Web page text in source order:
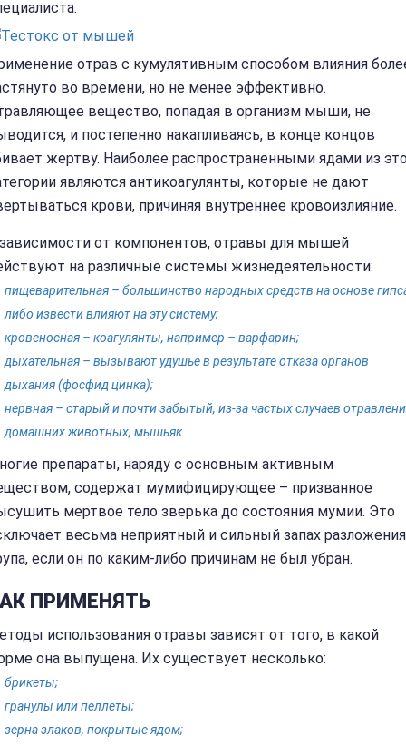
отрав с кумулятивным способом влияния
во времени, но не менее эффективно.
вещество, попадая в организм мыши, не
и постепенно накапливаясь, в конце концов
жертву. Наиболее распространенными ядами из
являются антикоагулянты, которые не дают
крови, причиняя внутреннее кровоизлияние.
от компонентов, отравы для мышей
на различные системы жизнедеятельности:
пищеварительная – большинство народных средств на основе
либо извести влияют на эту систему;
кровеносная – коагулянты, например – варфарин;
дыхательная – вызывают удушье в результате отказа органов
дыхания (фосфид цинка);
нервная – старый и почти забытый, из-за частых случаев
домашних животных, мышьяк.
препараты, наряду с основным активным
содержат мумифицирующее – призванное
мертвое тело зверька до состояния мумии. Это
весьма неприятный и сильный запах разложения
если он по каким-либо причинам не был убран.
ПРИМЕНЯТЬ
использования отравы зависят от того, в какой
она выпущена. Их существует несколько:
брикеты;
гранулы или пеллеты;
зерна злаков, покрытые ядом;